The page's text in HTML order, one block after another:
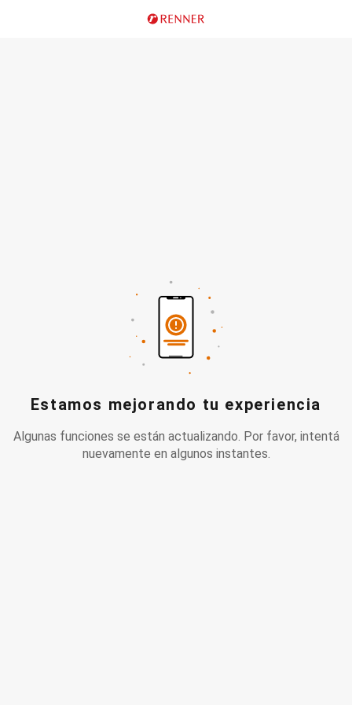
Estamos mejorando tu experiencia
Algunas funciones se están actualizando. Por favor, intentá
nuevamente en algunos instantes.